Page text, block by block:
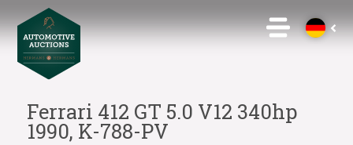
Ferrari 412 GT 5.0 V12 340hp
1990, K-788-PV